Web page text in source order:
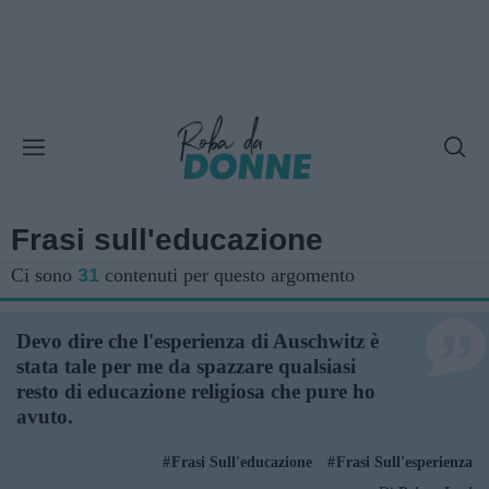
Frasi sull'educazione
Ci sono 31 contenuti per questo argomento
Devo dire che l'esperienza di Auschwitz è
stata tale per me da spazzare qualsiasi
resto di educazione religiosa che pure ho
avuto.
Frasi Sull'educazione
Frasi Sull'esperienza